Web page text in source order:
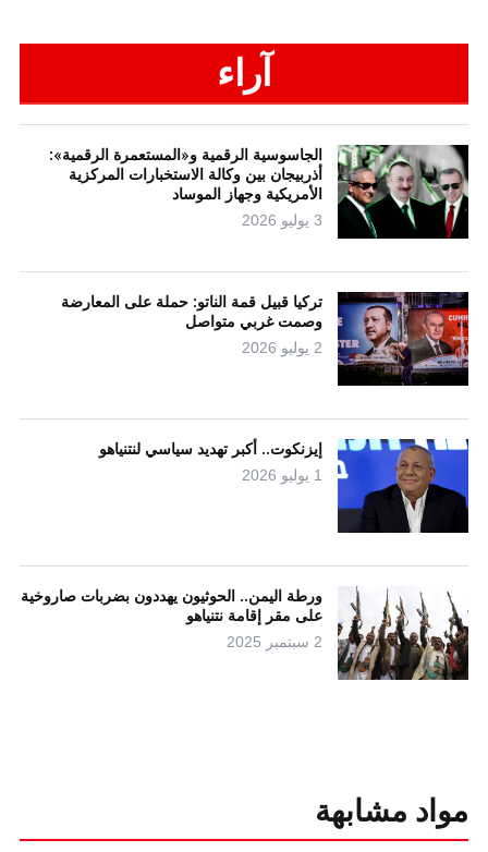
آراء
الجاسوسية الرقمية و«المستعمرة الرقمية»:
أذربيجان بين وكالة الاستخبارات المركزية
الأمريكية وجهاز الموساد
3 يوليو 2026
تركيا قبيل قمة الناتو: حملة على المعارضة
وصمت غربي متواصل
2 يوليو 2026
إيزنكوت.. أكبر تهديد سياسي لنتنياهو
1 يوليو 2026
ورطة اليمن.. الحوثيون يهددون بضربات صاروخية
على مقر إقامة نتنياهو
2 سبتمبر 2025
مواد مشابهة